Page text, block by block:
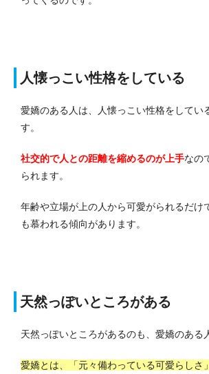
人懐っこい性格をしている
愛嬌のある人は、人懐っこい性格をしてい
す。
社交的で人との距離を縮めるのが上手なの
られます。
年齢や立場が上の人から可愛がられるだけ
も慕われる傾向があります。
天然っぽいところがある
天然っぽいところがあるのも、愛嬌のある
愛嬌とは、「元々備わっている可愛らしさ